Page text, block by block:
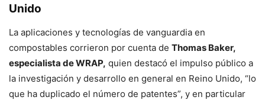
Unido
La aplicaciones y tecnologías de vanguardia en
compostables corrieron por cuenta de Thomas Baker,
especialista de WRAP, quien destacó el impulso público a
la investigación y desarrollo en general en Reino Unido, “lo
que ha duplicado el número de patentes”, y en particular